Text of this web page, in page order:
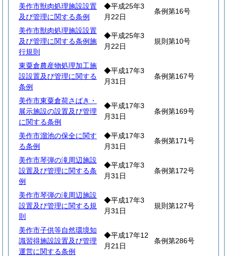
美作市獣肉処理施設設置
及び管理に関する条例
◆平成25年3
月22日
条例第16号
美作市獣肉処理施設設置
及び管理に関する条例施
行規則
◆平成25年3
月22日
規則第10号
東粟倉農産物処理加工施
設設置及び管理に関する
条例
◆平成17年3
月31日
条例第167号
美作市東粟倉荷さばき・
展示施設の設置及び管理
に関する条例
◆平成17年3
月31日
条例第169号
美作市溜池の保全に関す
る条例
◆平成17年3
月31日
条例第171号
美作市琴弾の滝周辺施設
設置及び管理に関する条
例
◆平成17年3
月31日
条例第172号
美作市琴弾の滝周辺施設
設置及び管理に関する規
則
◆平成17年3
月31日
規則第127号
美作市子供等自然環境知
識習得施設設置及び管理
運営に関する条例
◆平成17年12
月21日
条例第286号